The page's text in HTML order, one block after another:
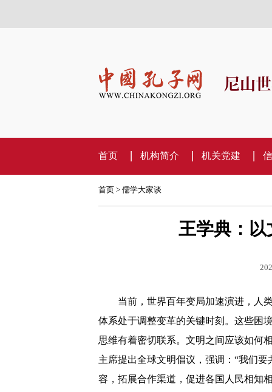
尼山
首页 机构简介 机关党建
首页> 儒学大家谈
王学典：
当前，世界百年变局加速演进，人
体系处于调整变革的关键时刻。这些困
思维有着密切联系。文明之间应该如何
主席提出全球文明倡议，强调：“我们
容，拓展合作渠道，促进各国人民相知